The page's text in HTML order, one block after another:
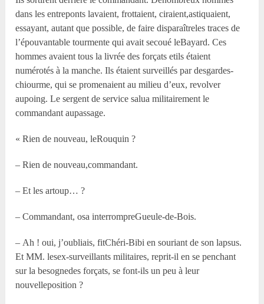
dans les entreponts lavaient, frottaient, ciraient,astiquaient,
essayant, autant que possible, de faire disparaîtreles traces de
l’épouvantable tourmente qui avait secoué leBayard. Ces
hommes avaient tous la livrée des forçats etils étaient
numérotés à la manche. Ils étaient surveillés par desgardes-
chiourme, qui se promenaient au milieu d’eux, revolver
aupoing. Le sergent de service salua militairement le
commandant aupassage.
« Rien de nouveau, leRouquin ?
– Rien de nouveau,commandant.
– Et les artoup… ?
– Commandant, osa interrompreGueule-de-Bois.
– Ah ! oui, j’oubliais, fitChéri-Bibi en souriant de son lapsus.
Et MM. lesex-surveillants militaires, reprit-il en se penchant
sur la besognedes forçats, se font-ils un peu à leur
nouvelleposition ?